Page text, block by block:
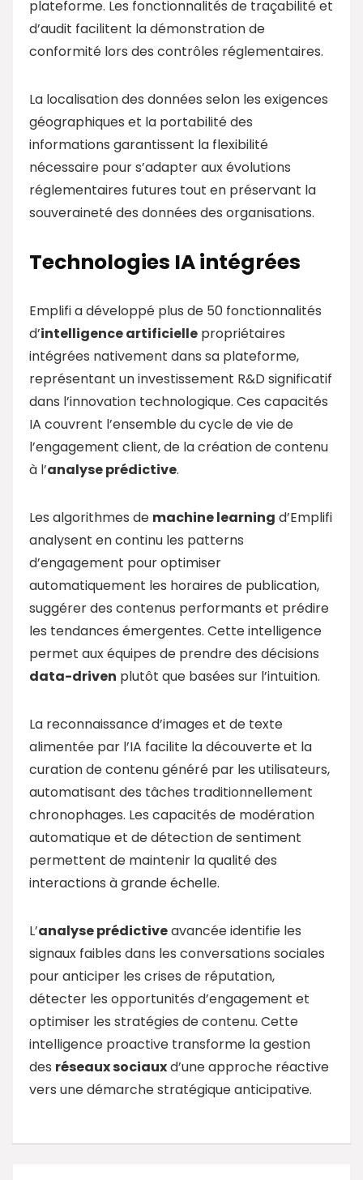
plateforme. Les fonctionnalités de traçabilité et
d’audit facilitent la démonstration de
conformité lors des contrôles réglementaires.
La localisation des données selon les exigences
géographiques et la portabilité des
informations garantissent la flexibilité
nécessaire pour s’adapter aux évolutions
réglementaires futures tout en préservant la
souveraineté des données des organisations.
Technologies IA intégrées
Emplifi a développé plus de 50 fonctionnalités
d’intelligence artificielle propriétaires
intégrées nativement dans sa plateforme,
représentant un investissement R&D significatif
dans l’innovation technologique. Ces capacités
IA couvrent l’ensemble du cycle de vie de
l’engagement client, de la création de contenu
à l’analyse prédictive.
Les algorithmes de machine learning d’Emplifi
analysent en continu les patterns
d’engagement pour optimiser
automatiquement les horaires de publication,
suggérer des contenus performants et prédire
les tendances émergentes. Cette intelligence
permet aux équipes de prendre des décisions
data-driven plutôt que basées sur l’intuition.
La reconnaissance d’images et de texte
alimentée par l’IA facilite la découverte et la
curation de contenu généré par les utilisateurs,
automatisant des tâches traditionnellement
chronophages. Les capacités de modération
automatique et de détection de sentiment
permettent de maintenir la qualité des
interactions à grande échelle.
L’analyse prédictiveavancée identifie les
signaux faibles dans les conversations sociales
pour anticiper les crises de réputation,
détecter les opportunités d’engagement et
optimiser les stratégies de contenu. Cette
intelligence proactive transforme la gestion
des réseaux sociauxd’une approche réactive
vers une démarche stratégique anticipative.